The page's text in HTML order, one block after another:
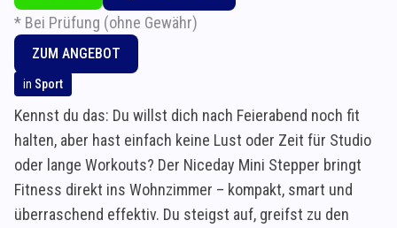
* Bei Prüfung (ohne Gewähr)
ZUM ANGEBOT
in Sport
Kennst du das: Du willst dich nach Feierabend noch fit
halten, aber hast einfach keine Lust oder Zeit für Studio
oder lange Workouts? Der Niceday Mini Stepper bringt
Fitness direkt ins Wohnzimmer – kompakt, smart und
überraschend effektiv. Du steigst auf, greifst zu den